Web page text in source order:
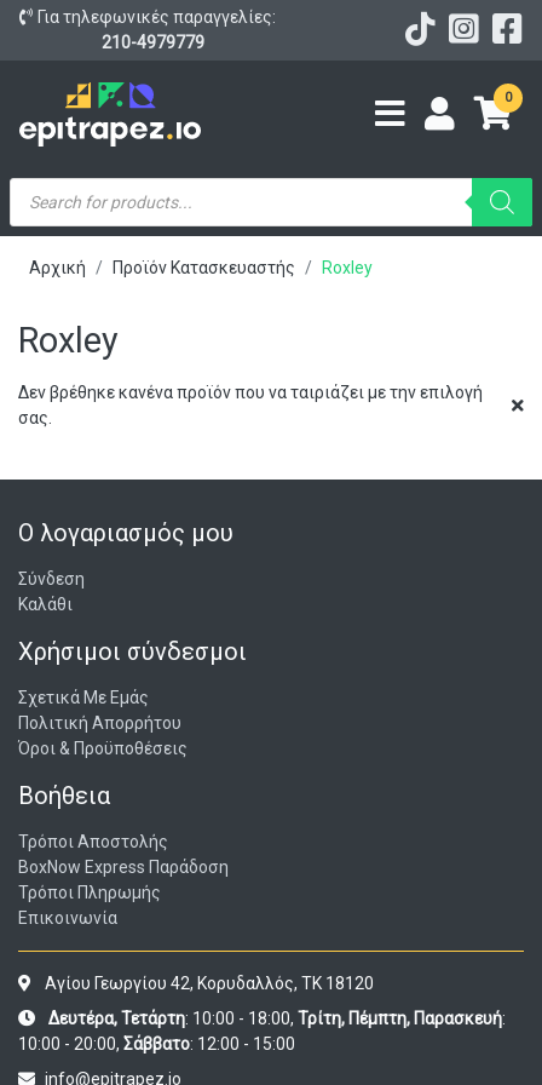
Για τηλεφωνικές παραγγελίες:
210-4979779
0
Products
search
Αρχική Προϊόν Κατασκευαστής Roxley
Roxley
Δεν βρέθηκε κανένα προϊόν που να ταιριάζει με την επιλογή
σας.
Ο λογαριασμός μου
Σύνδεση
Καλάθι
Χρήσιμοι σύνδεσμοι
Σχετικά Με Εμάς
Πολιτική Απορρήτου
Όροι & Προϋποθέσεις
Βοήθεια
Τρόποι Αποστολής
BoxNow Express Παράδοση
Τρόποι Πληρωμής
Επικοινωνία
Αγίου Γεωργίου 42, Κορυδαλλός, ΤΚ 18120
Δευτέρα, Τετάρτη: 10:00 - 18:00, Τρίτη, Πέμπτη, Παρασκευή:
10:00 - 20:00, Σάββατο: 12:00 - 15:00
info@epitrapez.io